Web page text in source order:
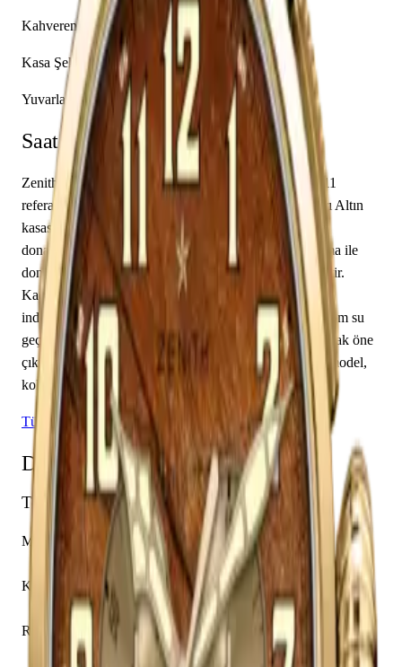
Kahverengi
Kasa Şekli
Yuvarlak
Saat Hakkında
Zenith'in Pilot koleksiyonundan 30.2430.4069/78.C811
referans numaralı bu model, seçkin bir kol saatidir. Sarı Altın
kasası 45.00 mm çapında tasarlanmış ve safir cam ile
donatılmıştır. Zenith caliber El Primero 4069 mekanizma ile
donatılmış olan bu saat, saat, dakika özelliklerine sahiptir.
Kadran kahverengi renkte tasarlanmış olup arap rakamı
indekslerle tamamlanmıştır. Teknik detaylarında 100.00 m su
geçirmezlik, 14.25 mm kasa yüksekliği, kapalı arka kapak öne
çıkmaktadır. Sınırlı üretim olarak piyasaya sunulan bu model,
koleksiyonerlerin ilgisini çekmektedir.
Tüm Zenith Modelleri
Detaylı Teknik Özellikler
Temel Bilgiler
Marka
Koleksiyon
Pilot
Referans
30.2430.4069/78.C811